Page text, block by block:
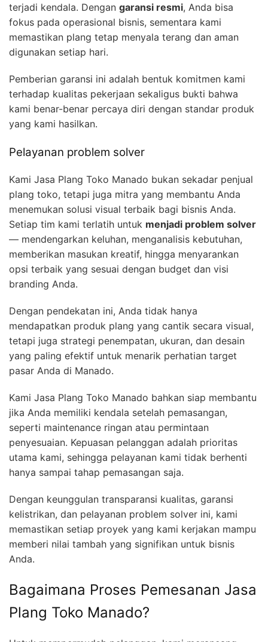
terjadi kendala. Dengan garansi resmi, Anda bisa
fokus pada operasional bisnis, sementara kami
memastikan plang tetap menyala terang dan aman
digunakan setiap hari.
Pemberian garansi ini adalah bentuk komitmen kami
terhadap kualitas pekerjaan sekaligus bukti bahwa
kami benar-benar percaya diri dengan standar produk
yang kami hasilkan.
Pelayanan problem solver
Kami Jasa Plang Toko Manado bukan sekadar penjual
plang toko, tetapi juga mitra yang membantu Anda
menemukan solusi visual terbaik bagi bisnis Anda.
Setiap tim kami terlatih untuk menjadi problem solver
— mendengarkan keluhan, menganalisis kebutuhan,
memberikan masukan kreatif, hingga menyarankan
opsi terbaik yang sesuai dengan budget dan visi
branding Anda.
Dengan pendekatan ini, Anda tidak hanya
mendapatkan produk plang yang cantik secara visual,
tetapi juga strategi penempatan, ukuran, dan desain
yang paling efektif untuk menarik perhatian target
pasar Anda di Manado.
Kami Jasa Plang Toko Manado bahkan siap membantu
jika Anda memiliki kendala setelah pemasangan,
seperti maintenance ringan atau permintaan
penyesuaian. Kepuasan pelanggan adalah prioritas
utama kami, sehingga pelayanan kami tidak berhenti
hanya sampai tahap pemasangan saja.
Dengan keunggulan transparansi kualitas, garansi
kelistrikan, dan pelayanan problem solver ini, kami
memastikan setiap proyek yang kami kerjakan mampu
memberi nilai tambah yang signifikan untuk bisnis
Anda.
Bagaimana Proses Pemesanan Jasa
Plang Toko Manado?